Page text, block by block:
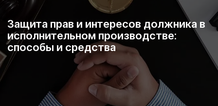
Защита прав и интересов должника в
исполнительном производстве:
способы и средства